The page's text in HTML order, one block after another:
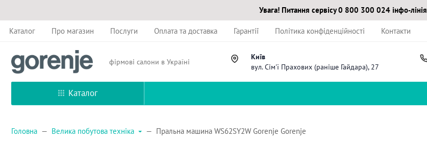
Увага! Питання сервісу 0 800 300 024 інфо-лінія
Каталог Про магазин Послуги Оплата та доставка Гарантії Політика конфіденційності Контакти
фірмові салони в Україні
Київ
вул. Сім'ї Прахових (раніше Гайдара), 27
Каталог
Головна Велика побутова техніка Пральна машина WS62SY2W Gorenje Gorenje